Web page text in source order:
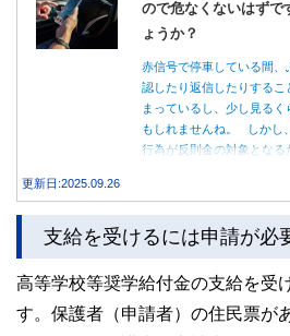
ので危なくないはずで
ょうか？
赤信号で停車している間
認したり返信したりするこ
まっているし、少し見る
もしれませんね。 しかし
行為が反則金の対象とな
更新日:2025.09.26
支給を受けるには申請が必
高等学校等奨学給付金の支給を受
す。保護者（申請者）の住民票が